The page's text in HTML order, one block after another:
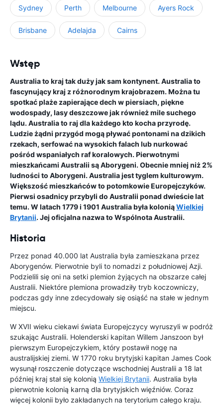
Sydney Perth Melbourne Ayers Rock
Brisbane Adelajda Cairns
Wstęp
Australia to kraj tak duży jak sam kontynent. Australia to
fascynujący kraj z różnorodnym krajobrazem. Można tu
spotkać plaże zapierające dech w piersiach, piękne
wodospady, lasy deszczowe jak również mile suchego
lądu. Australia to raj dla każdego kto kocha przyrodę.
Ludzie żądni przygód mogą pływać pontonami na dzikich
rzekach, serfować na wysokich falach lub nurkować
pośród wspaniałych raf koralowych. Pierwotnymi
mieszkańcami Australii są Aborygeni. Obecnie mniej niż 2%
ludności to Aborygeni. Australia jest tyglem kulturowym.
Większość mieszkańców to potomkowie Europejczyków.
Pierwsi osadnicy przybyli do Australii ponad dwieście lat
temu. W latach 1779 i 1901 Australia była koloniąWielkiej
Brytanii. Jej oficjalna nazwa to Wspólnota Australii.
Historia
Przez ponad 40.000 lat Australia była zamieszkana przez
Aborygenów. Pierwotnie byli to nomadzi z południowej Azji.
Podzielili się oni na setki plemion żyjących na obszarze całej
Australii. Niektóre plemiona prowadziły tryb koczowniczy,
podczas gdy inne zdecydowały się osiąść na stałe w jednym
miejscu.
W XVII wieku ciekawi świata Europejczycy wyruszyli w podróż
szukając Australii. Holenderski kapitan Willem Janszoon był
pierwszym Europejczykiem, który postawił nogę na
australijskiej ziemi. W 1770 roku brytyjski kapitan James Cook
wysunął roszczenie dotyczące wschodniej Australii a 18 lat
później kraj stał się kolonią Wielkiej Brytanii. Australia była
pierwotnie kolonią karną dla brytyjskich więźniów. Coraz
więcej kolonii było zakładanych na terytorium całego kraju.